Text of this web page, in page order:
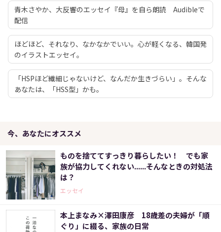
青木さやか、大反響のエッセイ『母』を自ら朗読 Audibleで
配信
ほどほど、それなり、なかなかでいい。心が軽くなる、韓国発
のイラストエッセイ。
「HSPほど繊細じゃないけど、なんだか生きづらい」。そんな
あなたは、「HSS型」かも。
今、あなたにオススメ
ものを捨ててすっきり暮らしたい！ でも家
族が協力してくれない......そんなときの対処法
は？
エッセイ
本上まなみ×澤田康彦 18歳差の夫婦が「順
ぐり」に綴る、家族の日常